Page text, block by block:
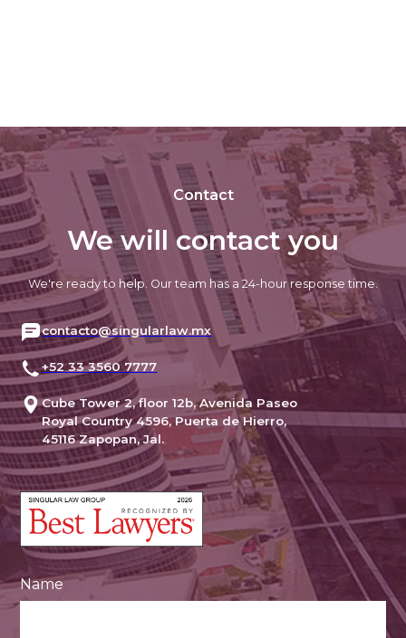
Contact
We will contact you
We're ready to help. Our team has a 24-hour response time.
contacto@singularlaw.mx
+52 33 3560 7777
Cube Tower 2, floor 12b, Avenida Paseo
Royal Country 4596, Puerta de Hierro,
45116 Zapopan, Jal.
Name